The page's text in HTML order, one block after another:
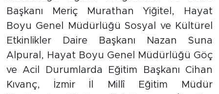
Başkanı Meriç Murathan Yiğitel, Hayat
Boyu Genel Müdürlüğü Sosyal ve Kültürel
Etkinlikler Daire Başkanı Nazan Suna
Alpural, Hayat Boyu Genel Müdürlüğü Göç
ve Acil Durumlarda Eğitim Başkanı Cihan
Kıvanç, İzmir İl Millî Eğitim Müdür